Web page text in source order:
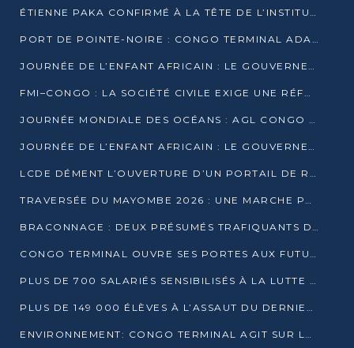
ÉTIENNE PAKA CONFIRMÉ À LA TÊTE DE L’INSTITUT GÉOGRAPHIQUE NATIONAL
PORT DE POINTE-NOIRE : CONGO TERMINAL ADAPTE SON DRAGAGE AUX SABLES BITUMINEUX
JOURNÉE DE L’ENFANT AFRICAIN : LE GOUVERNEMENT RÉAFFIRME SON ENGAGEMENT POUR L’ACCÈS À L’EAU ET À L’ASSAINISSEMENT
FMI–CONGO : LA SOCIÉTÉ CIVILE EXIGE UNE RÉFORME DE LA FISCALITÉ PÉTROLIÈRE
JOURNÉE MONDIALE DES OCÉANS : AGL CONGO MOBILISE SES COLLABORATEURS POUR LA PRÉSERVATION DE LA BIODIVERSITÉ MARINE
JOURNÉE DE L’ENFANT AFRICAIN : LE GOUVERNEMENT MOBILISÉ POUR L’HYGIÈNE DANS LES ORPHELINATS
LCDE DÉMENT L’OUVERTURE D’UN PORTAIL DE RECRUTEMENT ET APPELLE À LA VIGILANCE
TRAVERSÉE DU MAYOMBE 2026 : UNE MARCHE POUR SENSIBILISER ET DÉPISTER AU DIABÈTE
BRACONNAGE : DEUX PRÉSUMÉS TRAFIQUANTS D’HIPPOPOTAME ÉCROUÉS À BRAZZAVILLE
CONGO TERMINAL OUVRE SES PORTES AUX FUTURS INGÉNIEURS DE L’UCAC-ICAM
PLUS DE 700 SALARIÉS SENSIBILISÉS À LA LUTTE CONTRE LA TUBERCULOSE À CONGO TERMINAL
PLUS DE 149 000 ÉLÈVES À L’ASSAUT DU DERNIER CEPE
ENVIRONNEMENT: CONGO TERMINAL AGIT SUR LE TERRAIN ET FORME LES PLUS JEUNES